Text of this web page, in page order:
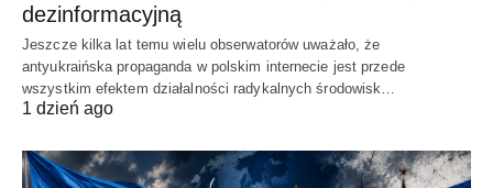
dezinformacyjną
Jeszcze kilka lat temu wielu obserwatorów uważało, że
antyukraińska propaganda w polskim internecie jest przede
wszystkim efektem działalności radykalnych środowisk…
1 dzień ago